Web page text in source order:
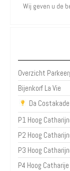
Wij geven u de
Overzicht
Bijenkorf La Vie
Da Costakade
P1 Hoog
P2 Hoog
P3 Hoog
P4 Hoog